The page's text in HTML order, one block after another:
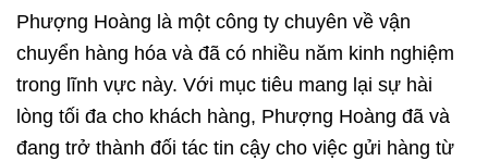
Phượng Hoàng là một công ty chuyên về vận
chuyển hàng hóa và đã có nhiều năm kinh nghiệm
trong lĩnh vực này. Với mục tiêu mang lại sự hài
lòng tối đa cho khách hàng, Phượng Hoàng đã và
đang trở thành đối tác tin cậy cho việc gửi hàng từ